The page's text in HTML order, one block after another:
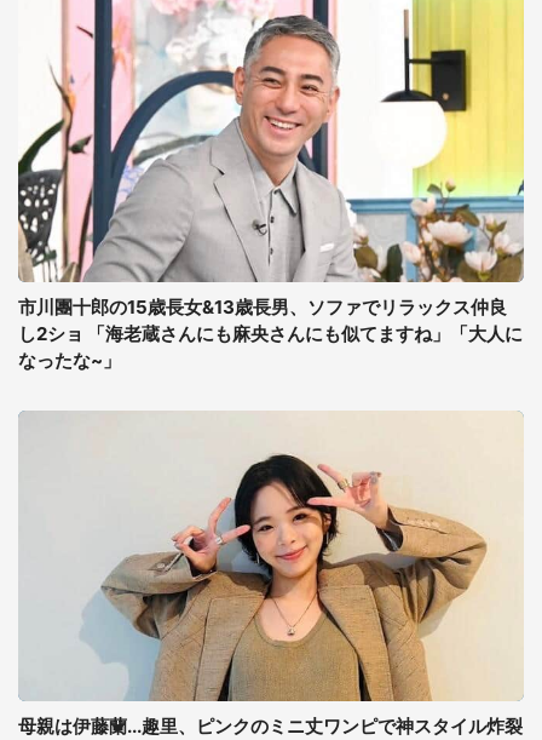
市川團十郎の15歳長女&13歳長男、ソファでリラックス仲良
し2ショ 「海老蔵さんにも麻央さんにも似てますね」「大人に
なったな~」
母親は伊藤蘭...趣里、ピンクのミニ丈ワンピで神スタイル炸裂